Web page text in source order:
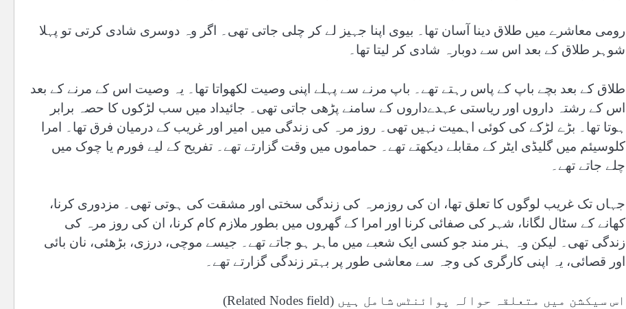
رومی معاشرے میں طلاق دینا آسان تھا۔ بیوی اپنا جہیز لے کر چلی جاتی تھی۔ اگر وہ دوسری شادی کرتی تو پہلا
شوہر طلاق کے بعد اس سے دوبارہ شادی کر لیتا تھا۔
طلاق کے بعد بچے باپ کے پاس رہتے تھے۔ باپ مرنے سے پہلے اپنی وصیت لکھواتا تھا۔ یہ وصیت اس کے مرنے کے بعد
اس کے رشتہ داروں اور ریاستی عہدےداروں کے سامنے پڑھی جاتی تھی۔ جائیداد میں سب لڑکوں کا حصہ برابر
ہوتا تھا۔ بڑے لڑکے کی کوئی اہمیت نہیں تھی۔ روز مرہ کی زندگی میں امیر اور غریب کے درمیان فرق تھا۔ امرا
کلوسیئم میں گلیڈی ایٹر کے مقابلے دیکھتے تھے۔ حماموں میں وقت گزارتے تھے۔ تفریح کے لیے فورم یا چوک میں
چلے جاتے تھے۔
جہاں تک غریب لوگوں کا تعلق تھا، ان کی روزمرہ کی زندگی سختی اور مشقت کی ہوتی تھی۔ مزدوری کرنا،
کھانے کے سٹال لگانا، شہر کی صفائی کرنا اور امرا کے گھروں میں بطور ملازم کام کرنا، ان کی روز مرہ کی
زندگی تھی۔ لیکن وہ ہنر مند جو کسی ایک شعبے میں ماہر ہو جاتے تھے۔ جیسے موچی، درزی، بڑھئی، نان بائی
اور قصائی، یہ اپنی کارگری کی وجہ سے معاشی طور پر بہتر زندگی گزارتے تھے۔
اس سیکشن میں متعلقہ حوالہ پوائنٹس شامل ہیں (Related Nodes field)